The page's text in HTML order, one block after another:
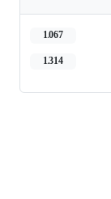
1,067
1,314